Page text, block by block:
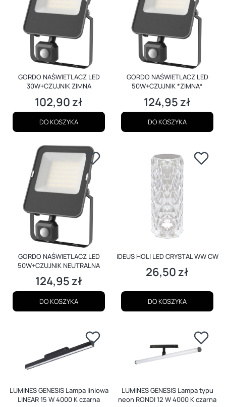
GORDO NAŚWIETLACZ LED
30W+CZUJNIK ZIMNA
Cena
102,90 zł
DO KOSZYKA
GORDO NAŚWIETLACZ LED
50W+CZUJNIK *ZIMNA*
Cena
124,95 zł
DO KOSZYKA
GORDO NAŚWIETLACZ LED
50W+CZUJNIK NEUTRALNA
Cena
124,95 zł
DO KOSZYKA
IDEUS HOLI LED CRYSTAL WW CW
Cena
26,50 zł
DO KOSZYKA
LUMINES GENESIS Lampa liniowa
LINEAR 15 W 4000 K czarna
LUMINES GENESIS Lampa typu
neon RONDI 12 W 4000 K czarna